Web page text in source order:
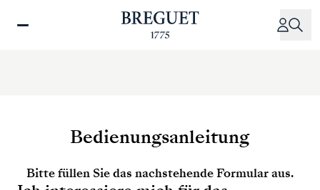
zum
Bedienungsanleitung
Bitte füllen Sie das nachstehende Formular aus.